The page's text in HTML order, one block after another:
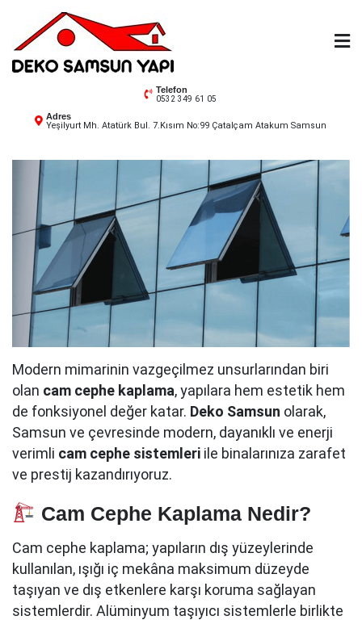
content
Deko Samsun
Telefon
0532 349 61 05
Adres
Yeşilyurt Mh. Atatürk Bul. 7.Kısım No:99 Çatalçam Atakum Samsun
Modern mimarinin vazgeçilmez unsurlarından biri
olan cam cephe kaplama, yapılara hem estetik hem
de fonksiyonel değer katar. Deko Samsun olarak,
Samsun ve çevresinde modern, dayanıklı ve enerji
verimli cam cephe sistemleri ile binalarınıza zarafet
ve prestij kazandırıyoruz.
Cam Cephe Kaplama Nedir?
Cam cephe kaplama; yapıların dış yüzeylerinde
kullanılan, ışığı iç mekâna maksimum düzeyde
taşıyan ve dış etkenlere karşı koruma sağlayan
sistemlerdir. Alüminyum taşıyıcı sistemlerle birlikte